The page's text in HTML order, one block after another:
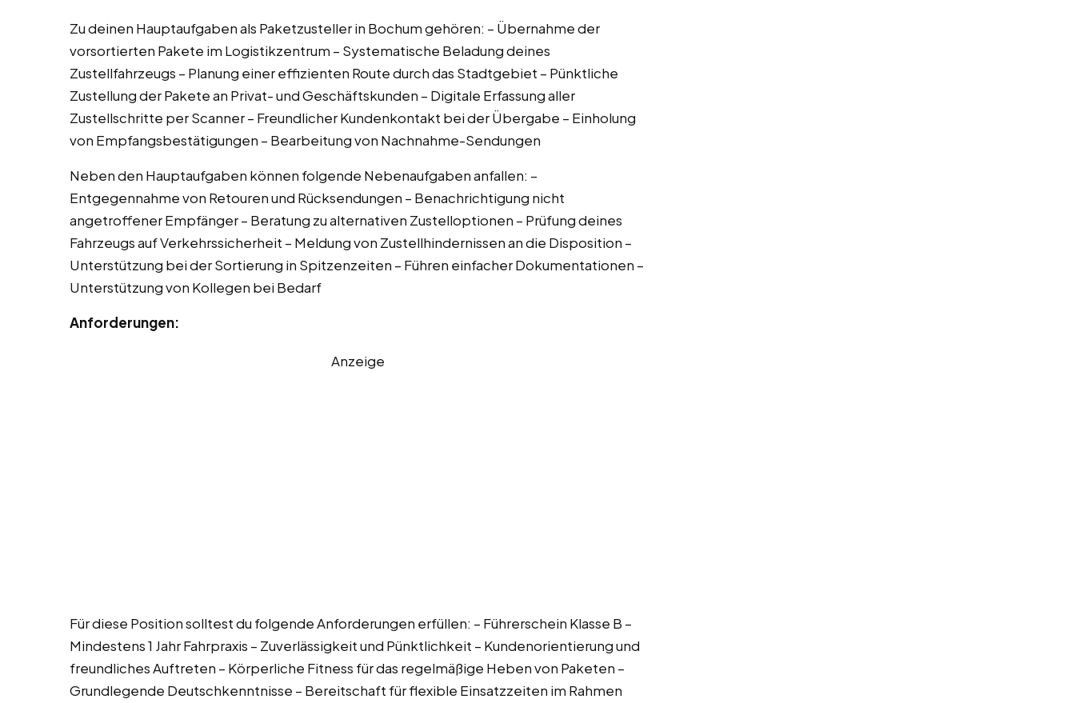
Zu deinen Hauptaufgaben als Paketzusteller in Bochum gehören: – Übernahme der
vorsortierten Pakete im Logistikzentrum – Systematische Beladung deines
Zustellfahrzeugs – Planung einer effizienten Route durch das Stadtgebiet – Pünktliche
Zustellung der Pakete an Privat- und Geschäftskunden – Digitale Erfassung aller
Zustellschritte per Scanner – Freundlicher Kundenkontakt bei der Übergabe – Einholung
von Empfangsbestätigungen – Bearbeitung von Nachnahme-Sendungen
Neben den Hauptaufgaben können folgende Nebenaufgaben anfallen: –
Entgegennahme von Retouren und Rücksendungen – Benachrichtigung nicht
angetroffener Empfänger – Beratung zu alternativen Zustelloptionen – Prüfung deines
Fahrzeugs auf Verkehrssicherheit – Meldung von Zustellhindernissen an die Disposition –
Unterstützung bei der Sortierung in Spitzenzeiten – Führen einfacher Dokumentationen –
Unterstützung von Kollegen bei Bedarf
Anforderungen:
Anzeige
Für diese Position solltest du folgende Anforderungen erfüllen: – Führerschein Klasse B –
Mindestens 1 Jahr Fahrpraxis – Zuverlässigkeit und Pünktlichkeit – Kundenorientierung und
freundliches Auftreten – Körperliche Fitness für das regelmäßige Heben von Paketen –
Grundlegende Deutschkenntnisse – Bereitschaft für flexible Einsatzzeiten im Rahmen